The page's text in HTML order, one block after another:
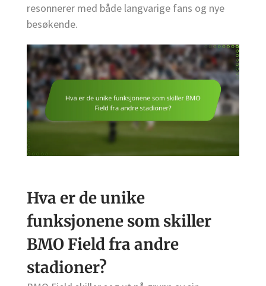
resonnerer med både langvarige fans og nye
besøkende.
Hva er de unike
funksjonene som skiller
BMO Field fra andre
stadioner?